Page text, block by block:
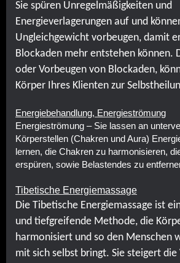
Sie spüren Unregelmäßigkeiten und
Energieverlagerungen auf und
Ungleichgewicht vorbeugen, damit
Blockaden mehr entstehen können.
oder Vorbeugen von Blockaden,
Körper Ihres Klienten zur
Energiebehandlung, Energieströmung
Energieströmung – Sie lassen an
Körperstellen (Chakren und Aura)
lernen, die Chakren zu harmonisieren,
erspüren, sowie Belastendes zu
Tibetische Energiemassage
Die Tibetische Energiemassage ist
und tiefgreifende Methode, die
harmonisiert und so den Menschen
mit sich selbst bringt. Sie steigert